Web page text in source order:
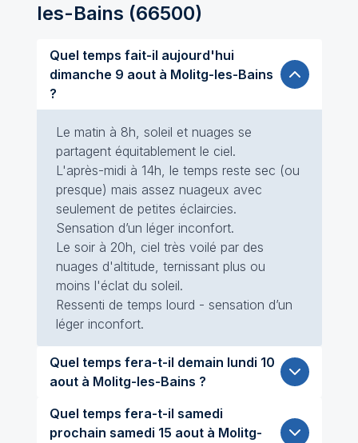
les-Bains (66500)
Quel temps fait-il aujourd'hui
dimanche 9 aout à Molitg-les-Bains
?
Le matin à 8h, soleil et nuages se
partagent équitablement le ciel.
L'après-midi à 14h, le temps reste sec (ou
presque) mais assez nuageux avec
seulement de petites éclaircies.
Sensation d’un léger inconfort.
Le soir à 20h, ciel très voilé par des
nuages d'altitude, ternissant plus ou
moins l'éclat du soleil.
Ressenti de temps lourd - sensation d’un
léger inconfort.
Quel temps fera-t-il demain lundi 10
aout à Molitg-les-Bains ?
Quel temps fera-t-il samedi
prochain samedi 15 aout à Molitg-